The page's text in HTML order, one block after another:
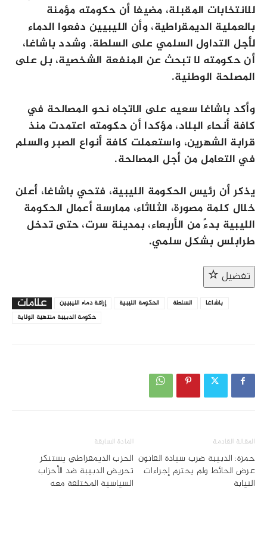
للانتخابات المقبلة، مضيفا أن حكومته مؤمنة
بالعملية الديمقراطية، وأن الليبيين دفعوا الدماء
لأجل التداول السلمي على السلطة. وشدد باشاغا،
أن حكومته لا تبحث عن المنفعة الشخصية، بل على
المصلحة الوطنية.
وأكد باشاغا سعيه على الاتجاه نحو المصالحة في
كافة أنحاء البلاد، مؤكدا أن حكومته اعتمدت منذ
قرابة الشهرين، واستعملت كافة أنواع الصبر والسلم
في التعامل من أجل المصالحة.
يذكر أن رئيس الحكومة الليبية، فتحي باشاغا، أعلن
خلال كلمة مصورة، الثلاثاء، ممارسة أعمال الحكومة
الليبية بدءً من الأربعاء، بمدينة سرت، حتى تدخل
طرابلس بشكل سلمي.
تفضيل
علامات
إراقة دماء الليبيين الحكومة الليبية السلطة
باشاغا
حكومة الدبيبة منتهية الولاية
المادة السابقة
الحزب الديمقراطي يستنكر
تحريض الدبيبة ضد الأحزاب
السياسية المختلفة معه
المقالة القادمة
حمزة: الدبيبة ضرب سيادة القانون
عرض الحائط ولم يحترم إجراءات
النيابة